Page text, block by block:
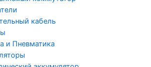
кабель
и Пневматика